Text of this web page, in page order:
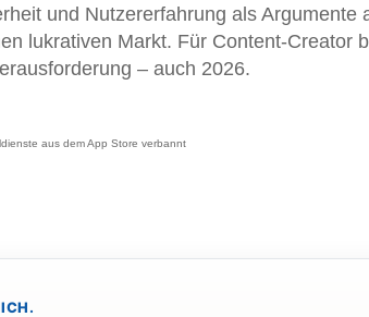
und Nutzererfahrung als Argumente
lukrativen Markt. Für Content-Creator
– auch 2026.
aus dem App Store verbannt